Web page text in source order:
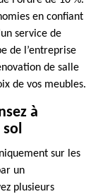
en confiant
service de
de l’entreprise
de salle
de vos meubles.
à
sur les
un
plusieurs